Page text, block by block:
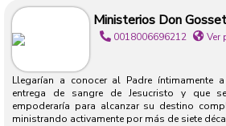
Ministerios Don
0018006696212 Ver
Llegarían a conocer al Padre íntimamente
entrega de sangre de Jesucristo y que
empoderaría para alcanzar su destino
ministrando activamente por más de siete